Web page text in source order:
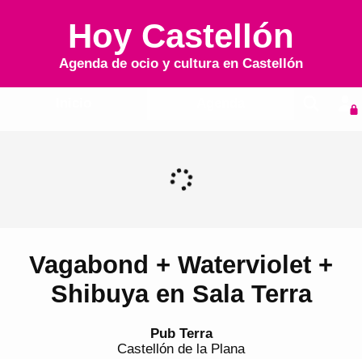
Hoy Castellón
Agenda de ocio y cultura en Castellón
Vagabond + Waterviolet +
Shibuya en Sala Terra
Pub Terra
Castellón de la Plana